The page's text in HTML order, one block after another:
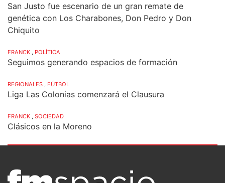
San Justo fue escenario de un gran remate de
genética con Los Charabones, Don Pedro y Don
Chiquito
FRANCK POLÍTICA
Seguimos generando espacios de formación
REGIONALES FÚTBOL
Liga Las Colonias comenzará el Clausura
FRANCK SOCIEDAD
Clásicos en la Moreno